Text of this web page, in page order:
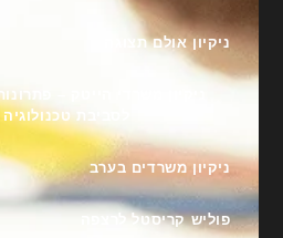
ניקיון אולם תצוגה
ניקיון משרדי הייטק –
לסביבת טכנולוגיה
ניקיון משרדים בערב
פוליש קריסטל לרצפה